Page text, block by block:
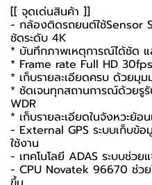
[[ จุดเด่นสินค้า ]]
- กล้องติดรถยนต์ใช้Sensor
ชัดระดับ 4K
* บันทึกภาพเหตุการณ์ได้ชัด แ
* Frame rate Full HD
* เก็บรายละเอียดครบ ด้วยมุ
* ชัดเจนทุกสถานการณ์ด้วยรูรั
WDR
* เก็บรายละเอียดในจังหวะย้
- External GPS ระบบเก็บข้
ใช้งาน
- เทคโนโลยี ADAS ระบบช่ว
- CPU Novatek 96670 ช่วย